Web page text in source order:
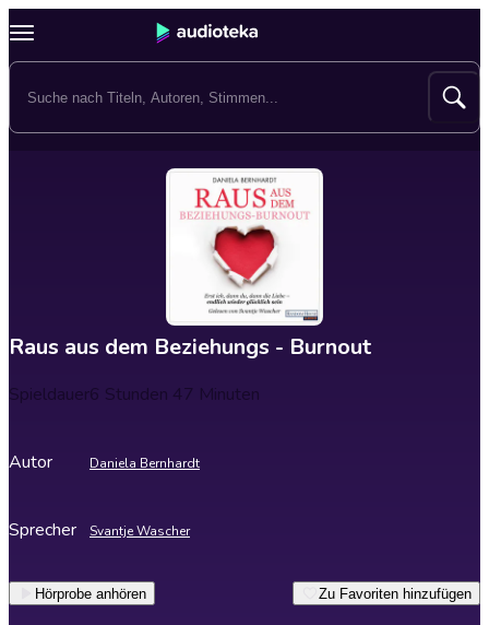
Raus aus dem Beziehungs - Burnout
Spieldauer6 Stunden 47 Minuten
Autor Daniela Bernhardt
Sprecher Svantje Wascher
Hörprobe anhören Zu Favoriten hinzufügen